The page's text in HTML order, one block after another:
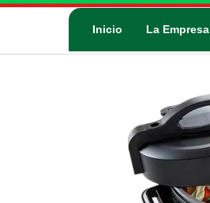
y artículos
eléctricos.
Inicio La Empresa